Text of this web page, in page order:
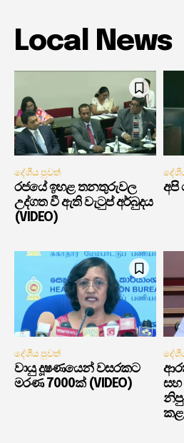
Local News
දේශීය පුවත්
රජයේ ඉහළ තනතුරුවල
උද්ගත වී ඇති වැටුප් අර්බුදය
(VIDEO)
අපි
දේශීය පුවත්
වායු දූෂණයෙන් වසරකට
මරණ 7000ක් (VIDEO)
සහ
කළ